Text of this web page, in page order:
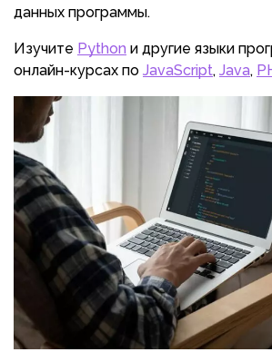
данных программы.
Изучите Python и другие языки
онлайн-курсах по JavaScript, Java,